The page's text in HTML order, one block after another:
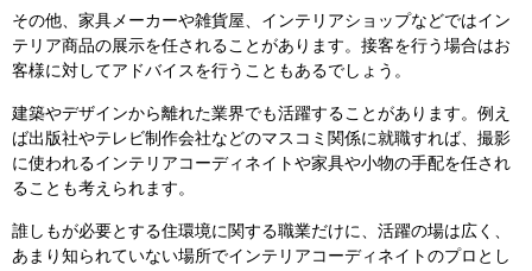
その他、家具メーカーや雑貨屋、インテリアショップなどではイン
テリア商品の展示を任されることがあります。接客を行う場合はお
客様に対してアドバイスを行うこともあるでしょう。
建築やデザインから離れた業界でも活躍することがあります。例え
ば出版社やテレビ制作会社などのマスコミ関係に就職すれば、撮影
に使われるインテリアコーディネイトや家具や小物の手配を任され
ることも考えられます。
誰しもが必要とする住環境に関する職業だけに、活躍の場は広く、
あまり知られていない場所でインテリアコーディネイトのプロとし